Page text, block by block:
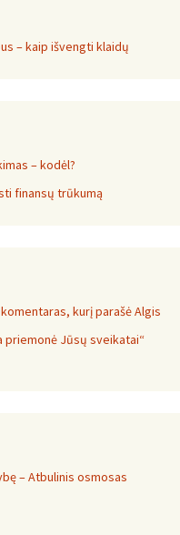
– kaip išvengti klaidų
– kodėl?
finansų trūkumą
kurį parašė Algis
priemonė Jūsų sveikatai“
– Atbulinis osmosas